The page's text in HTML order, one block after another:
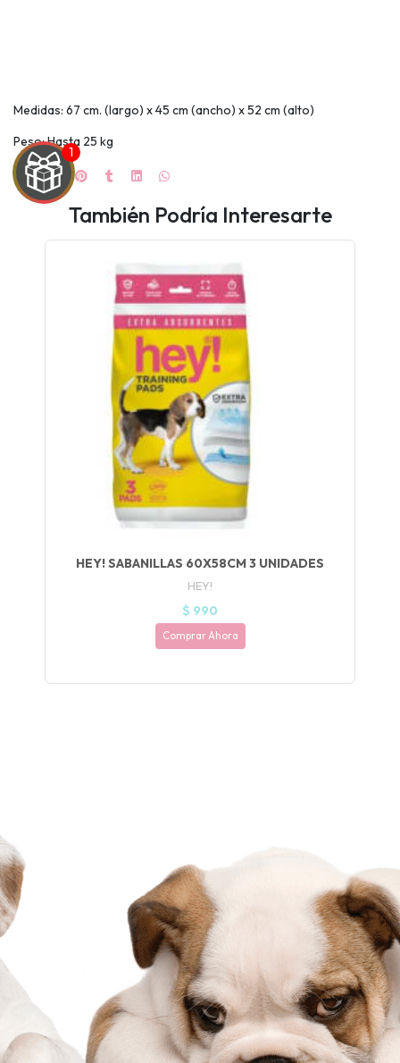
JUGAR
Medidas: 67 cm. (largo) x 45 cm (ancho) x 52 cm (alto)
Peso: Hasta 25 kg
También Podría Interesarte
HEY! SABANILLAS 60X58CM 3 UNIDADES
HEY!
$ 990
Comprar Ahora